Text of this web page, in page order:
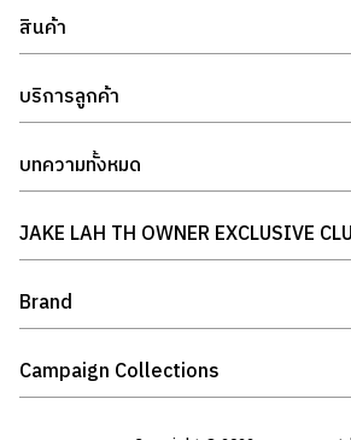
สินค้า
บริการลูกค้า
บทความทั้งหมด
JAKE LAH TH OWNER EXCLUSIVE
Brand
Campaign Collections